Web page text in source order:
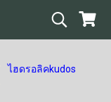
ไฮดรอลิคkudos